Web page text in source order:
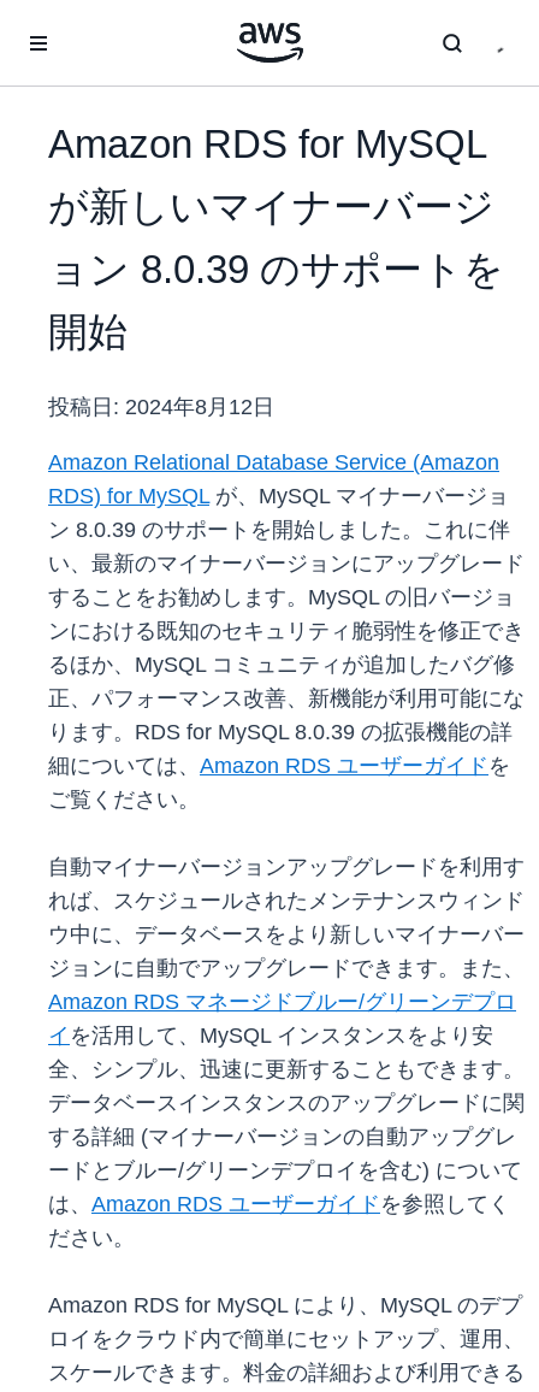
Amazon RDS for MySQL
が新しいマイナーバージ
ョン 8.0.39 のサポートを
開始
投稿日: 2024年8月12日
Amazon Relational Database Service (Amazon
RDS) for MySQLが、MySQL マイナーバージョ
ン 8.0.39 のサポートを開始しました。これに伴
い、最新のマイナーバージョンにアップグレード
することをお勧めします。MySQL の旧バージョ
ンにおける既知のセキュリティ脆弱性を修正でき
るほか、MySQL コミュニティが追加したバグ修
正、パフォーマンス改善、新機能が利用可能にな
ります。RDS for MySQL 8.0.39 の拡張機能の詳
細については、 Amazon RDS ユーザーガイド を
ご覧ください。
自動マイナーバージョンアップグレードを利用す
れば、スケジュールされたメンテナンスウィンド
ウ中に、データベースをより新しいマイナーバー
ジョンに自動でアップグレードできます。また、
Amazon RDS マネージドブルー/グリーンデプロ
イ を活用して、MySQL インスタンスをより安
全、シンプル、迅速に更新することもできます。
データベースインスタンスのアップグレードに関
する詳細 (マイナーバージョンの自動アップグレ
ードとブルー/グリーンデプロイを含む) について
は、 Amazon RDS ユーザーガイド を参照してく
ださい。
Amazon RDS for MySQL により、MySQL のデプ
ロイをクラウド内で簡単にセットアップ、運用、
スケールできます。料金の詳細および利用できる